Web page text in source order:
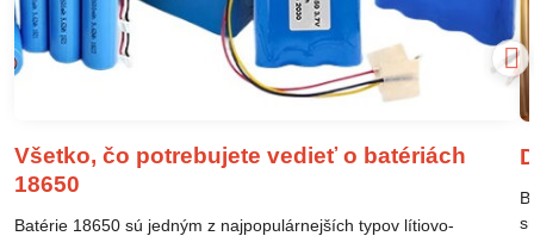
Všetko, čo potrebujete vedieť o batériách
18650
Batérie 18650 sú jedným z najpopulárnejších typov lítiovo-